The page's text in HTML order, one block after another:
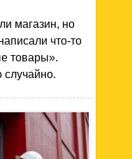
магазин, но
что-то
товары».
случайно.